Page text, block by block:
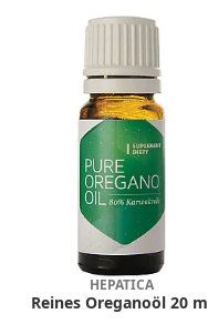
HEPATICA
Reines Oreganoöl 20 ml